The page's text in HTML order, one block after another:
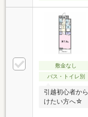
敷金なし
バス・トイレ別
引越初心者か
けたい方へ☆